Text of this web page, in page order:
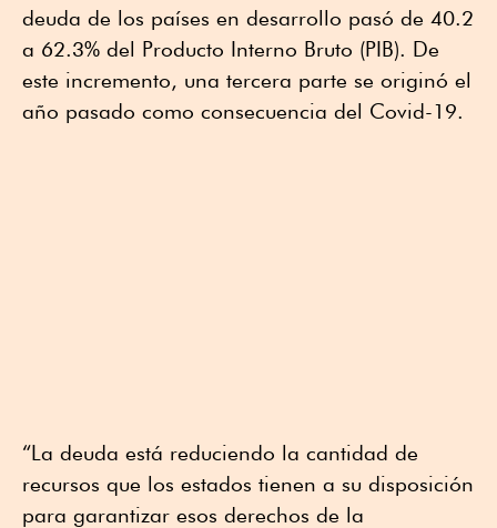
deuda de los países en desarrollo pasó de 40.2
a 62.3% del Producto Interno Bruto (PIB). De
este incremento, una tercera parte se originó el
año pasado como consecuencia del Covid-19.
“La deuda está reduciendo la cantidad de
recursos que los estados tienen a su disposición
para garantizar esos derechos de la